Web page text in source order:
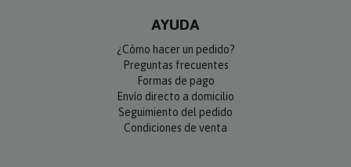
AYUDA
¿Cómo hacer un pedido?
Preguntas frecuentes
Formas de pago
Envío directo a domicilio
Seguimiento del pedido
Condiciones de venta